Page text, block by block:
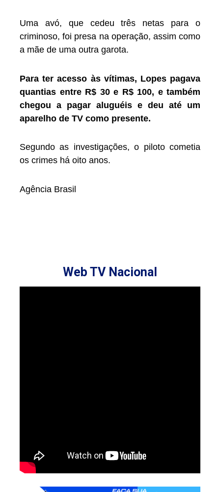
Uma avó, que cedeu três netas para o
criminoso, foi presa na operação, assim como
a mãe de uma outra garota.
Para ter acesso às vítimas, Lopes pagava
quantias entre R$ 30 e R$ 100, e também
chegou a pagar aluguéis e deu até um
aparelho de TV como presente.
Segundo as investigações, o piloto cometia
os crimes há oito anos.
Agência Brasil
Web TV Nacional